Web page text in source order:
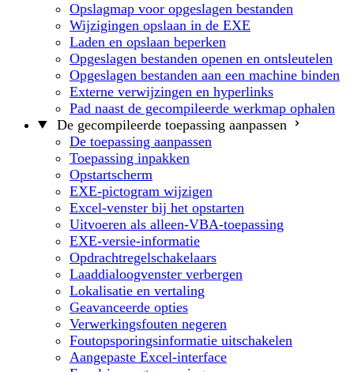
Opslagmap voor opgeslagen bestanden
Wijzigingen opslaan in de EXE
Laden en opslaan beperken
Opgeslagen bestanden openen en ontsleutelen
Opgeslagen bestanden aan een machine binden
Externe verwijzingen en hyperlinks
Pad naast de gecompileerde werkmap ophalen
De gecompileerde toepassing aanpassen
De toepassing aanpassen
Toepassing inpakken
Opstartscherm
EXE-pictogram wijzigen
Excel-venster bij het opstarten
Uitvoeren als alleen-VBA-toepassing
EXE-versie-informatie
Opdrachtregelschakelaars
Laaddialoogvenster verbergen
Lokalisatie en vertaling
Geavanceerde opties
Verwerkingsfouten negeren
Foutopsporingsinformatie uitschakelen
Aangepaste Excel-interface